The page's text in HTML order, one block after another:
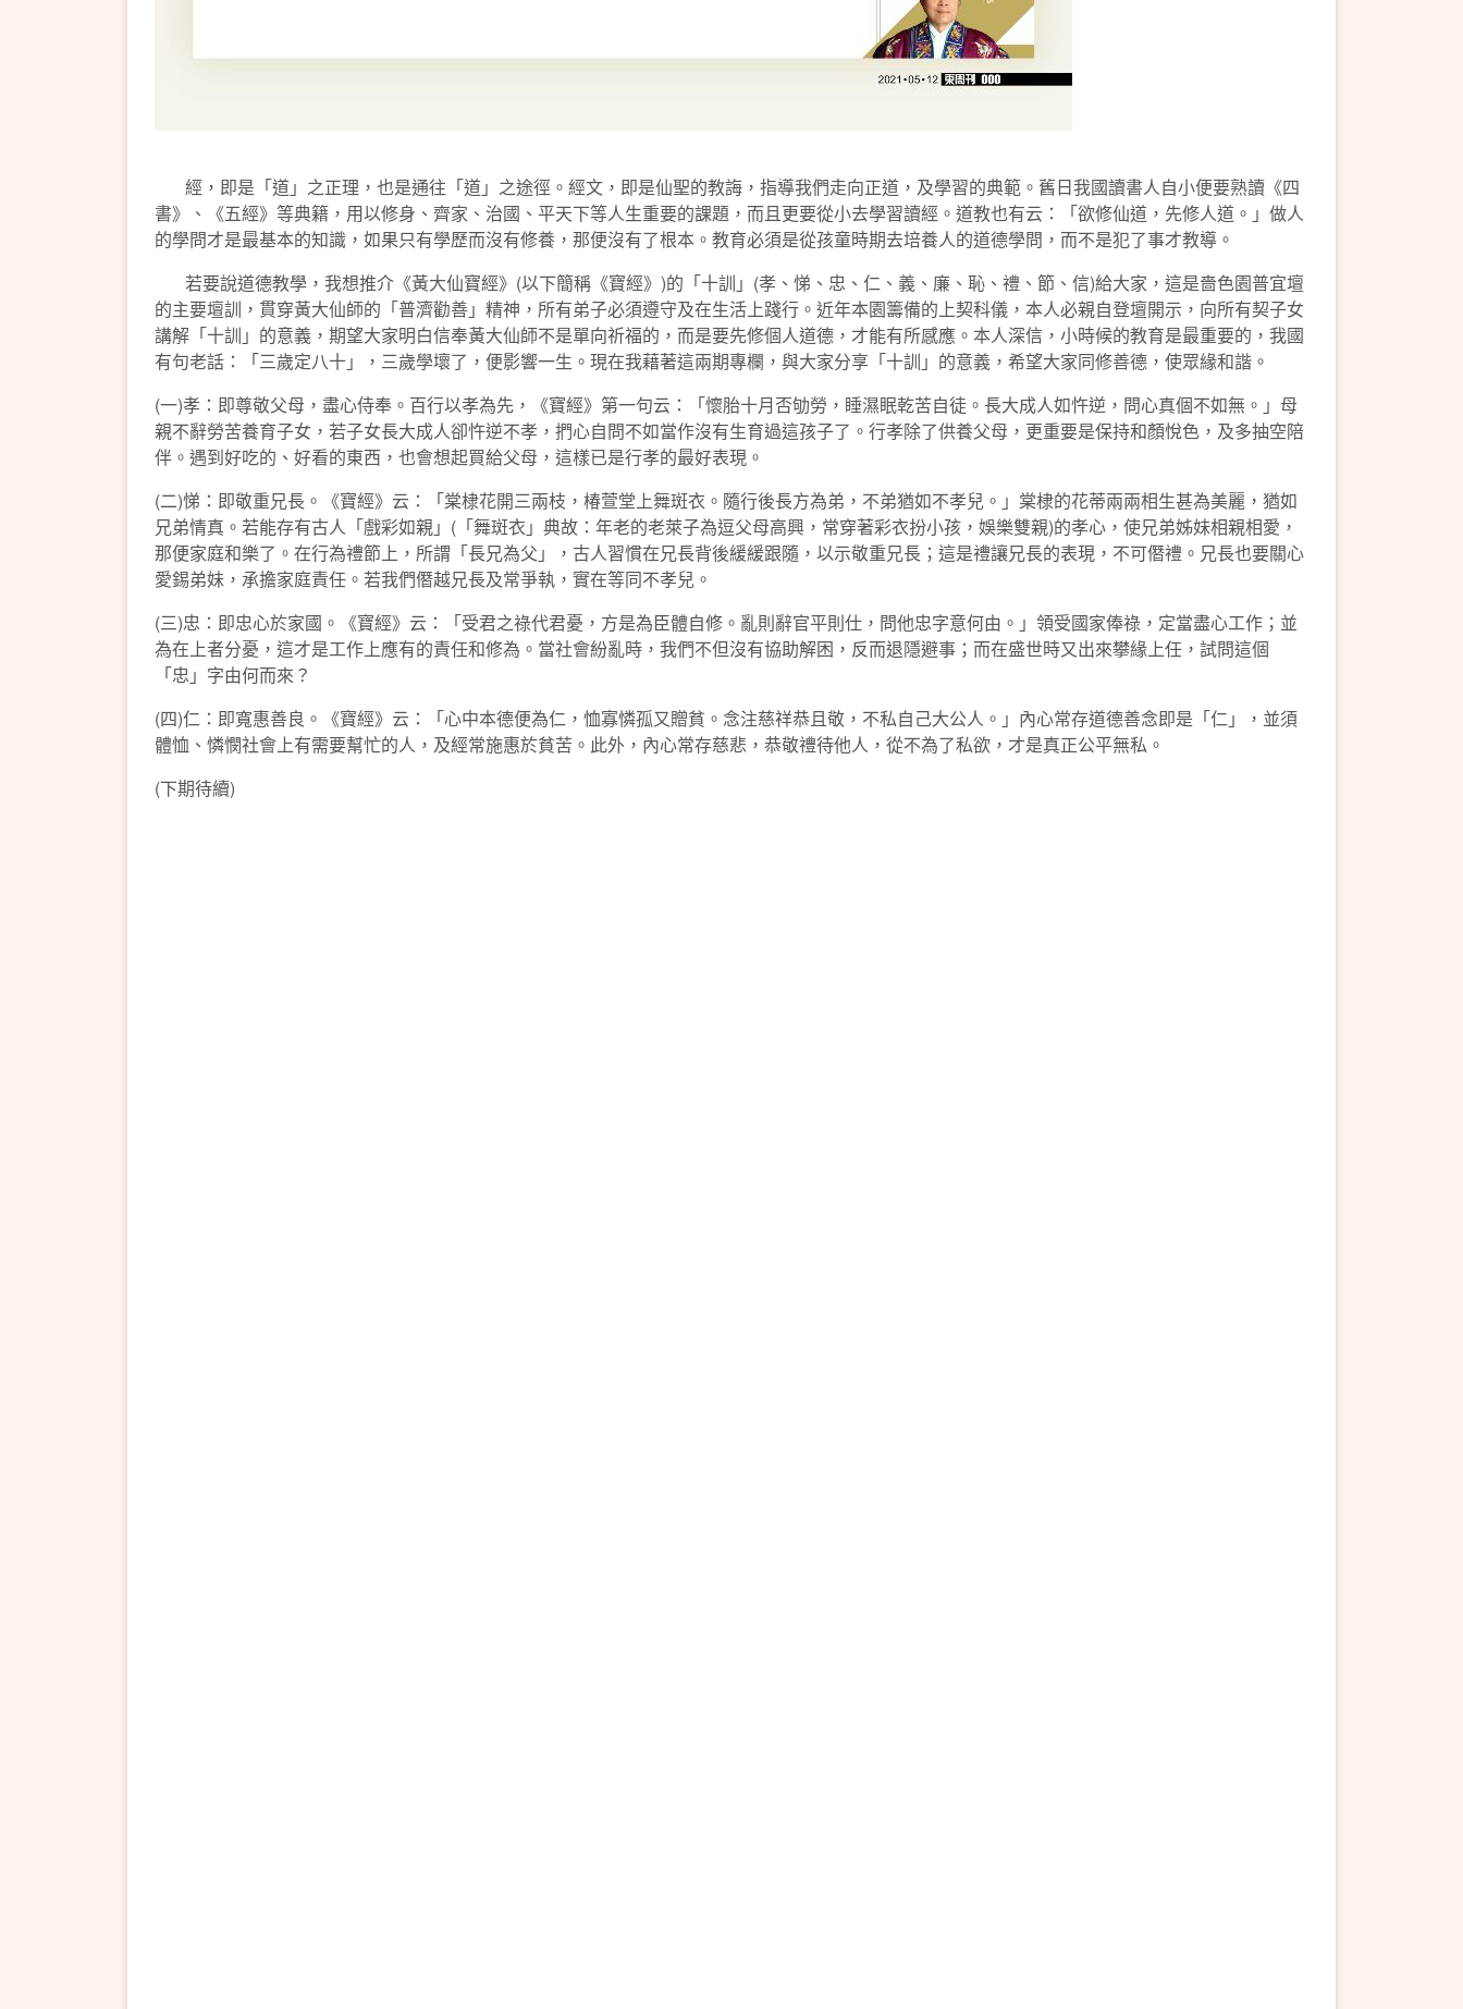
經，即是「道」之正理，也是通往「道」之途徑。經文，即是仙聖的教誨，指導我們走向正道，及學習的典範。舊日我國讀書人自小便要熟讀《四
書》、《五經》等典籍，用以修身、齊家、治國、平天下等人生重要的課題，而且更要從小去學習讀經。道教也有云：「欲修仙道，先修人道。」做人
的學問才是最基本的知識，如果只有學歷而沒有修養，那便沒有了根本。教育必須是從孩童時期去培養人的道德學問，而不是犯了事才教導。
若要說道德教學，我想推介《黃大仙寶經》(以下簡稱《寶經》)的「十訓」(孝、悌、忠、仁、義、廉、恥、禮、節、信)給大家，這是嗇色園普宜壇
的主要壇訓，貫穿黃大仙師的「普濟勸善」精神，所有弟子必須遵守及在生活上踐行。近年本園籌備的上契科儀，本人必親自登壇開示，向所有契子女
講解「十訓」的意義，期望大家明白信奉黃大仙師不是單向祈福的，而是要先修個人道德，才能有所感應。本人深信，小時候的教育是最重要的，我國
有句老話：「三歲定八十」，三歲學壞了，便影響一生。現在我藉著這兩期專欄，與大家分享「十訓」的意義，希望大家同修善德，使眾緣和諧。
(一)孝：即尊敬父母，盡心侍奉。百行以孝為先，《寶經》第一句云：「懷胎十月否劬勞，睡濕眠乾苦自徒。長大成人如忤逆，問心真個不如無。」母
親不辭勞苦養育子女，若子女長大成人卻忤逆不孝，捫心自問不如當作沒有生育過這孩子了。行孝除了供養父母，更重要是保持和顏悅色，及多抽空陪
伴。遇到好吃的、好看的東西，也會想起買給父母，這樣已是行孝的最好表現。
(二)悌：即敬重兄長。《寶經》云：「棠棣花開三兩枝，椿萱堂上舞斑衣。隨行後長方為弟，不弟猶如不孝兒。」棠棣的花蒂兩兩相生甚為美麗，猶如
兄弟情真。若能存有古人「戲彩如親」(「舞斑衣」典故：年老的老萊子為逗父母高興，常穿著彩衣扮小孩，娛樂雙親)的孝心，使兄弟姊妹相親相愛，
那便家庭和樂了。在行為禮節上，所謂「長兄為父」，古人習慣在兄長背後緩緩跟隨，以示敬重兄長；這是禮讓兄長的表現，不可僭禮。兄長也要關心
愛錫弟妹，承擔家庭責任。若我們僭越兄長及常爭執，實在等同不孝兒。
(三)忠：即忠心於家國。《寶經》云：「受君之祿代君憂，方是為臣體自修。亂則辭官平則仕，問他忠字意何由。」領受國家俸祿，定當盡心工作；並
為在上者分憂，這才是工作上應有的責任和修為。當社會紛亂時，我們不但沒有協助解困，反而退隱避事；而在盛世時又出來攀緣上任，試問這個
「忠」字由何而來？
(四)仁：即寬惠善良。《寶經》云：「心中本德便為仁，恤寡憐孤又贈貧。念注慈祥恭且敬，不私自己大公人。」內心常存道德善念即是「仁」，並須
體恤、憐憫社會上有需要幫忙的人，及經常施惠於貧苦。此外，內心常存慈悲，恭敬禮待他人，從不為了私欲，才是真正公平無私。
(下期待續)